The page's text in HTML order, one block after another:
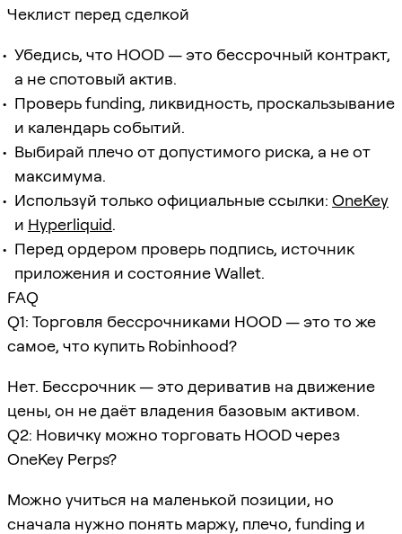
Чеклист перед сделкой
Убедись, что HOOD — это бессрочный контракт,
а не спотовый актив.
Проверь funding, ликвидность, проскальзывание
и календарь событий.
Выбирай плечо от допустимого риска, а не от
максимума.
Используй только официальные ссылки: OneKey
и Hyperliquid.
Перед ордером проверь подпись, источник
приложения и состояние Wallet.
FAQ
Q1: Торговля бессрочниками HOOD — это то же
самое, что купить Robinhood?
Нет. Бессрочник — это дериватив на движение
цены, он не даёт владения базовым активом.
Q2: Новичку можно торговать HOOD через
OneKey Perps?
Можно учиться на маленькой позиции, но
сначала нужно понять маржу, плечо, funding и